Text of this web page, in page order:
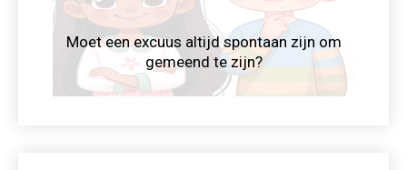
Moet een excuus altijd spontaan zijn om
gemeend te zijn?